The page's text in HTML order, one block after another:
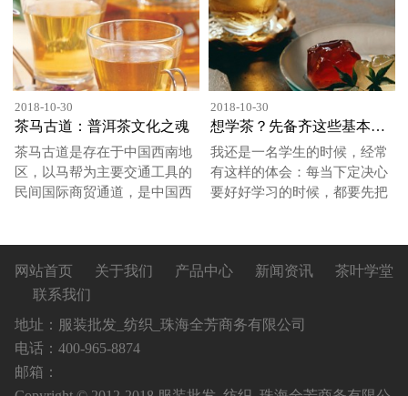
2018-10-30
茶马古道：普洱茶文化之魂
茶马古道是存在于中国西南地
区，以马帮为主要交通工具的
民间国际商贸通道，是中国西
2018-10-30
想学茶？先备齐这些基本工具！
我还是一名学生的时候，经常
有这样的体会：每当下定决心
要好好学习的时候，都要先把
网站首页 关于我们 产品中心 新闻资讯
茶叶学堂
联系我们
地址：服装批发_纺织_珠海全芳商务有限公司
电话：400-965-8874
邮箱：